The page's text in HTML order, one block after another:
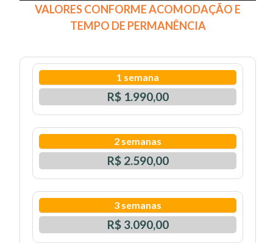
VALORES CONFORME ACOMODAÇÃO E
TEMPO DE PERMANÊNCIA
1 semana
R$ 1.990,00
2 semanas
R$ 2.590,00
3 semanas
R$ 3.090,00